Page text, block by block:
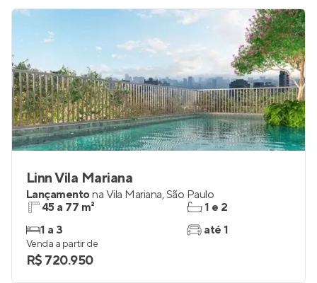
Linn Vila Mariana
Lançamentona Vila Mariana,São Paulo
45 a 77 m²
1 a 3
1 e 2
até 1
Venda a partir de
R$ 720.950